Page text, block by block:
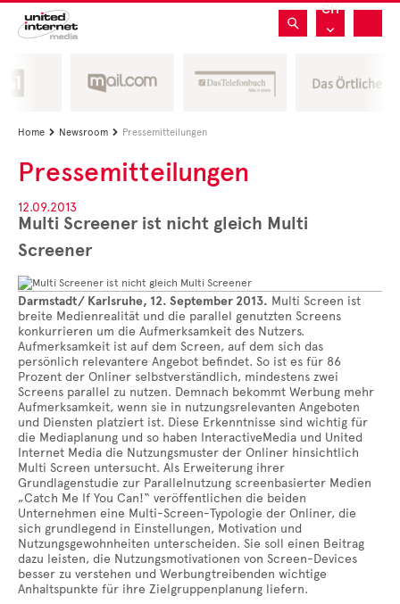
CH
Home  Newsroom  Pressemitteilungen
Pressemitteilungen
12.09.2013
Multi Screener ist nicht gleich Multi
Screener
Darmstadt/ Karlsruhe, 12. September 2013. Multi Screen ist
breite Medienrealität und die parallel genutzten Screens
konkurrieren um die Aufmerksamkeit des Nutzers.
Aufmerksamkeit ist auf dem Screen, auf dem sich das
persönlich relevantere Angebot befindet. So ist es für 86
Prozent der Onliner selbstverständlich, mindestens zwei
Screens parallel zu nutzen. Demnach bekommt Werbung mehr
Aufmerksamkeit, wenn sie in nutzungsrelevanten Angeboten
und Diensten platziert ist. Diese Erkenntnisse sind wichtig für
die Mediaplanung und so haben InteractiveMedia und United
Internet Media die Nutzungsmuster der Onliner hinsichtlich
Multi Screen untersucht. Als Erweiterung ihrer
Grundlagenstudie zur Parallelnutzung screenbasierter Medien
„Catch Me If You Can!“ veröffentlichen die beiden
Unternehmen eine Multi-Screen-Typologie der Onliner, die
sich grundlegend in Einstellungen, Motivation und
Nutzungsgewohnheiten unterscheiden. Sie soll einen Beitrag
dazu leisten, die Nutzungsmotivationen von Screen-Devices
besser zu verstehen und Werbungtreibenden wichtige
Anhaltspunkte für ihre Zielgruppenplanung liefern.